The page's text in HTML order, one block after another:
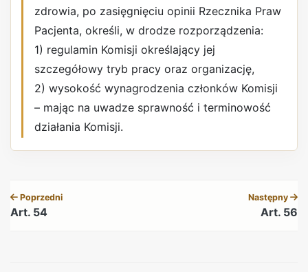
zdrowia, po zasięgnięciu opinii Rzecznika Praw
Pacjenta, określi, w drodze rozporządzenia:
1) regulamin Komisji określający jej
szczegółowy tryb pracy oraz organizację,
2) wysokość wynagrodzenia członków Komisji
– mając na uwadze sprawność i terminowość
działania Komisji.
Poprzedni
Art. 54
Następny
Art. 56